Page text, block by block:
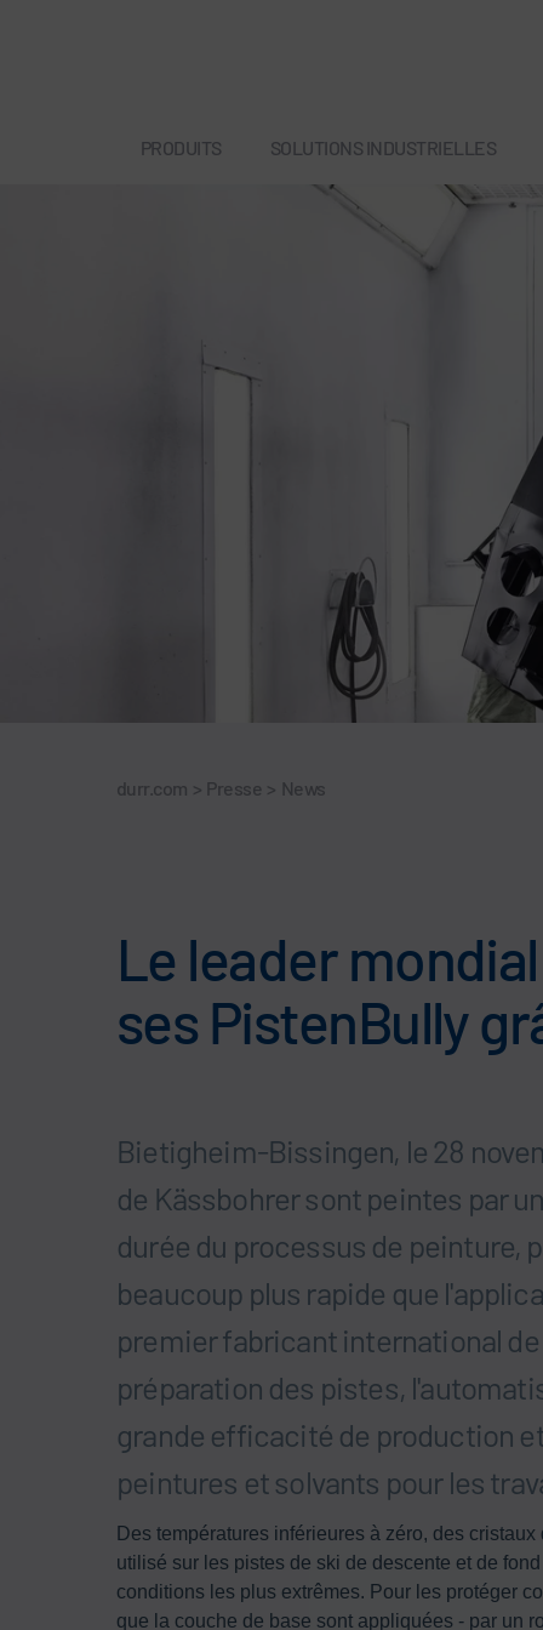
PRODUITS SOLUTIONS INDUSTRIELLES
durr.com > Presse > News
Le leader
ses PistenBully
Bietigheim-Bissingen, le 28
de Kässbohrer sont peintes par
durée du processus de peinture,
beaucoup plus rapide que
premier fabricant international
préparation des pistes,
grande efficacité de production
peintures et solvants pour les
Des températures inférieures à zéro, des
utilisé sur les pistes de ski de descente et de
conditions les plus extrêmes. Pour les protéger
que la couche de base sont appliquées - par un